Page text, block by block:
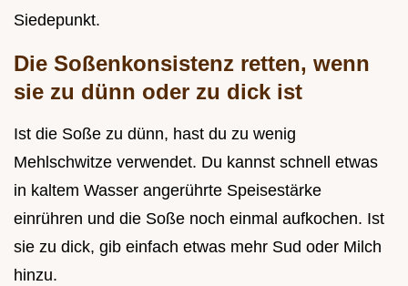
Siedepunkt.
Die Soßenkonsistenz retten, wenn
sie zu dünn oder zu dick ist
Ist die Soße zu dünn, hast du zu wenig
Mehlschwitze verwendet. Du kannst schnell etwas
in kaltem Wasser angerührte Speisestärke
einrühren und die Soße noch einmal aufkochen. Ist
sie zu dick, gib einfach etwas mehr Sud oder Milch
hinzu.